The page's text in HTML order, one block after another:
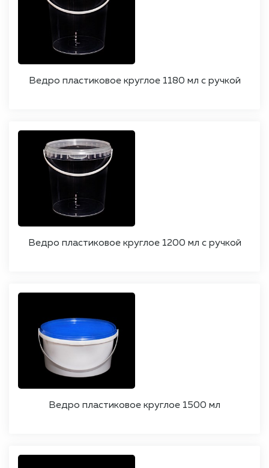
Ведро пластиковое круглое 1180 мл с ручкой
Ведро пластиковое круглое 1200 мл с ручкой
Ведро пластиковое круглое 1500 мл